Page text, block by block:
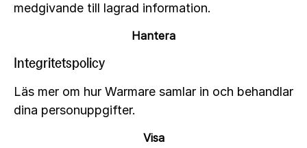
medgivande till lagrad information.
Hantera
Integritetspolicy
Läs mer om hur Warmare samlar in och behandlar
dina personuppgifter.
Visa